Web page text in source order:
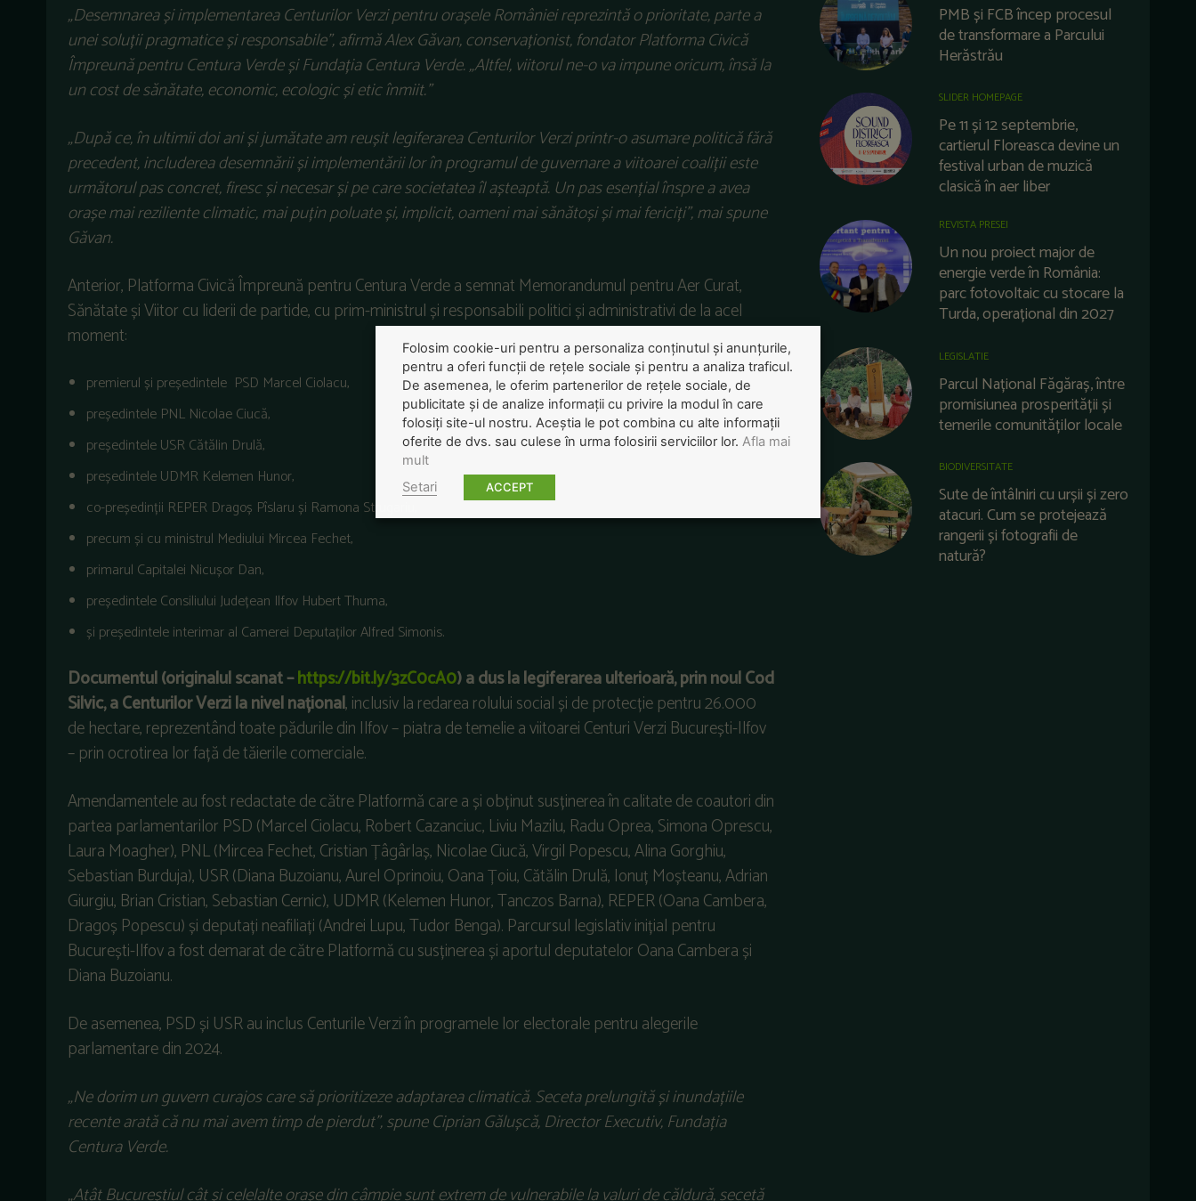
„Desemnarea și implementarea Centurilor Verzi pentru orașele României reprezintă o prioritate, parte a
unei soluții pragmatice și responsabile”, afirmă Alex Găvan, conservaționist, fondator Platforma Civică
Împreună pentru Centura Verde și Fundația Centura Verde.„Altfel, viitorul ne-o va impune oricum, însă la
un cost de sănătate, economic, ecologic și etic înmiit.”
„După ce, în ultimii doi ani și jumătate am reușit legiferarea Centurilor Verzi printr-o asumare politică fără
precedent, includerea desemnării și implementării lor în programul de guvernare a viitoarei coalițiieste
următorul pas concret, firesc și necesar și pe care societatea îl așteaptă. Un pas esențial înspre a avea
orașe mai reziliente climatic, mai puțin poluateși, implicit, oameni mai sănătoși și mai fericiți”, mai spune
Găvan.
Anterior, Platforma Civică Împreună pentru Centura Verde a semnat Memorandumul pentru Aer Curat,
Sănătate și Viitor cu liderii de partide, cu prim-ministrul și responsabili politici și administrativi de la acel
moment:
premierul și președintele PSD Marcel Ciolacu,
președintele PNL Nicolae Ciucă,
președintele USR Cătălin Drulă,
președintele UDMR Kelemen Hunor,
co-președinții REPER Dragoș Pîslaru și Ramona Strugariu,
precum și cu ministrul Mediului Mircea Fechet,
primarul Capitalei Nicușor Dan,
președintele Consiliului Județean Ilfov Hubert Thuma,
și președintele interimar al Camerei Deputaților Alfred Simonis.
Documentul (originalul scanat –https://bit.ly/3zC0cA0) a dus la legiferarea ulterioară, prin noul Cod
Silvic, a Centurilor Verzi la nivel național, inclusiv la redarea rolului social și de protecție pentru 26.000
de hectare, reprezentând toate pădurile din Ilfov – piatra de temelie a viitoarei Centuri Verzi București-Ilfov
– prin ocrotirea lor față de tăierile comerciale.
Amendamentele au fost redactate de către Platformă care a și obținut susținerea în calitate de coautori din
partea parlamentarilor PSD (Marcel Ciolacu, Robert Cazanciuc, Liviu Mazilu, Radu Oprea, Simona Oprescu,
Laura Moagher), PNL (Mircea Fechet, Cristian Țâgârlaș, Nicolae Ciucă, Virgil Popescu, Alina Gorghiu,
Sebastian Burduja), USR (Diana Buzoianu, Aurel Oprinoiu, Oana Țoiu, Cătălin Drulă, Ionuț Moșteanu, Adrian
Giurgiu, Brian Cristian, Sebastian Cernic), UDMR (Kelemen Hunor, Tanczos Barna), REPER (Oana Cambera,
Dragoș Popescu) și deputați neafiliați (Andrei Lupu, Tudor Benga). Parcursul legislativ inițial pentru
București-Ilfov a fost demarat de către Platformă cu susținerea și aportul deputatelor Oana Cambera și
Diana Buzoianu.
De asemenea, PSD și USR au inclus Centurile Verzi în programele lor electorale pentru alegerile
parlamentare din 2024.
„Ne dorim un guvern curajos care să prioritizeze adaptarea climatică. Seceta prelungită și inundațiile
recente arată că nu mai avem timp de pierdut”, spune Ciprian Gălușcă, Director Executiv, Fundația
Centura Verde.
PMB și FCB încep procesul
de transformare a Parcului
Herăstrău
SLIDER HOMEPAGE
Pe 11 și 12 septembrie,
cartierul Floreasca devine un
festival urban de muzică
clasică în aer liber
REVISTA PRESEI
Un nou proiect major de
energie verde în România:
parc fotovoltaic cu stocare la
Turda, operațional din 2027
LEGISLATIE
Parcul Național Făgăraș, între
promisiunea prosperității și
temerile comunităților locale
BIODIVERSITATE
Sute de întâlniri cu urșii și zero
atacuri. Cum se protejează
rangerii și fotografii de
natură?
Folosim cookie-uri pentru a personaliza conținutul și anunțurile,
pentru a oferi funcții de rețele sociale și pentru a analiza traficul.
De asemenea, le oferim partenerilor de rețele sociale, de
publicitate și de analize informații cu privire la modul în care
folosiți site-ul nostru. Aceștia le pot combina cu alte informații
oferite de dvs. sau culese în urma folosirii serviciilor lor. Afla mai
mult
Setari
ACCEPT